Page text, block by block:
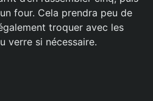
four. Cela prendra peu de
troquer avec les
verre si nécessaire.